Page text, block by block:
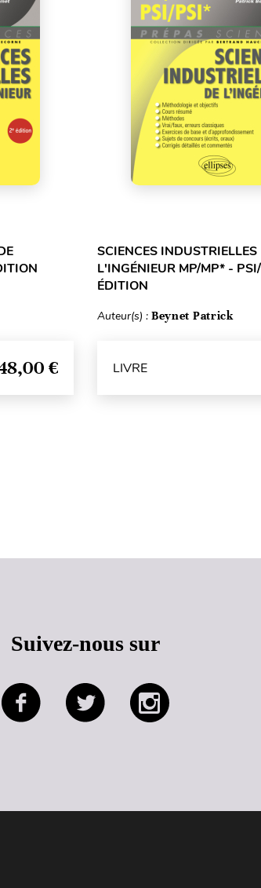
€
SCIENCES INDUSTRIELLES
L'INGÉNIEUR MP/MP* -
ÉDITION
Auteur(s) : Beynet Patrick
LIVRE
Suivez-nous sur